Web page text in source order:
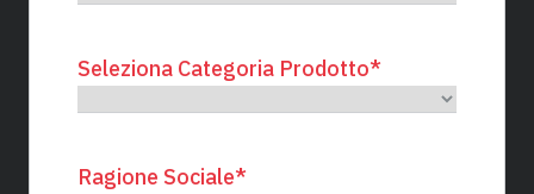
Seleziona Categoria Prodotto*
Ragione Sociale*